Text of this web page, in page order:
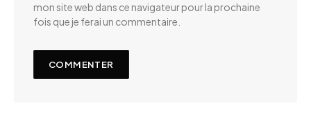
mon site web dans ce navigateur pour la prochaine
fois que je ferai un commentaire.